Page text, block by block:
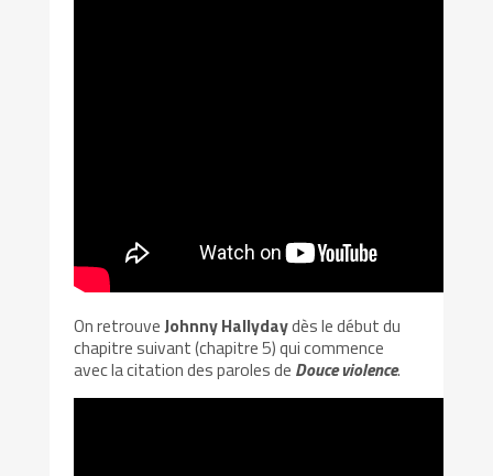
On retrouveJohnny Hallydaydès le début du
chapitre suivant (chapitre 5) qui commence
avec la citation des paroles de Douce violence.